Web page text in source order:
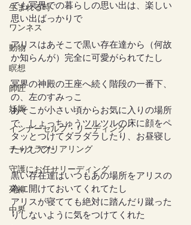
生まれる時
ワンネス
動物
瞑想
師匠
妊娠
インナーセルフ・リーディング
チャクラクリアリング
守護にお任せリーディング
死神
中界
でも冥界での暮らしの思い出は、楽しい
思い出ばっかりで
アリスはあそこで黒い存在達から（何故
か知らんが）完全に可愛がられてたし
冥界の神殿の王座へ続く階段の一番下、
の、左のすみっこ
あそこが小さい頃からお気に入りの場所
で、しょっちゅうツルツルの床に顔をペ
タッとつけてダラダラしたり、お昼寝し
たりしてた
黒い存在達はいつもあの場所をアリスの
為に開けておいてくれてたし
アリスが寝てても絶対に踏んだり蹴った
りしないように気をつけてくれた